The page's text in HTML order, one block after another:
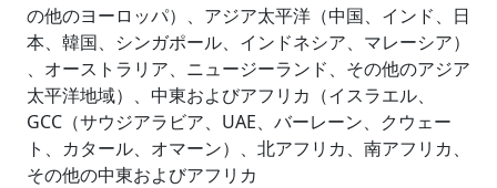
の他のヨーロッパ）、アジア太平洋（中国、インド、日
本、韓国、シンガポール、インドネシア、マレーシア）
、オーストラリア、ニュージーランド、その他のアジア
太平洋地域）、中東およびアフリカ（イスラエル、
GCC（サウジアラビア、UAE、バーレーン、クウェー
ト、カタール、オマーン）、北アフリカ、南アフリカ、
その他の中東およびアフリカ